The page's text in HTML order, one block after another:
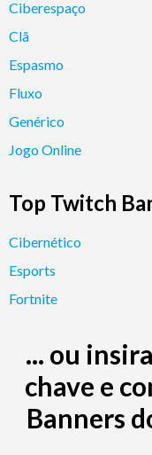
Ciberespaço
Clã
Espasmo
Fluxo
Genérico
Jogo Online
Top Twitch
Cibernético
Esports
Fortnite
... ou
chave e
Banners